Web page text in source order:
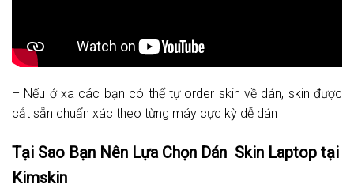
– Nếu ở xa các bạn có thể tự order skin về dán, skin được
cắt sẵn chuẩn xác theo từng máy cực kỳ dễ dán
Tại Sao Bạn Nên Lựa Chọn Dán Skin Laptop tại
Kimskin